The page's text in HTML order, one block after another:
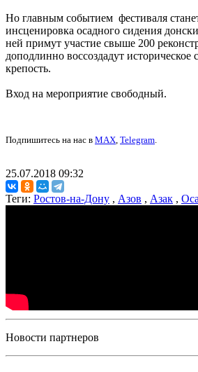
Но главным событием фестиваля
инсценировка осадного сидения
ней примут участие свыше 200
доподлинно воссоздадут
крепость.
Вход на мероприятие свободный.
Подпишитесь на нас в MAX, Telegram.
25.07.2018 09:32
Теги: Ростов-на-Дону , Азов , Азак ,
Новости партнеров